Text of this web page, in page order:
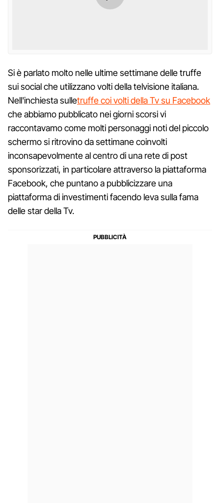
Si è parlato molto nelle ultime settimane delle truffe
sui social che utilizzano volti della telvisione italiana.
Nell'inchiesta sulletruffe coi volti della Tv su Facebook
che abbiamo pubblicato nei giorni scorsi vi
raccontavamo come molti personaggi noti del piccolo
schermo si ritrovino da settimane coinvolti
inconsapevolmente al centro di una rete di post
sponsorizzati, in particolare attraverso la piattaforma
Facebook, che puntano a pubblicizzare una
piattaforma di investimenti facendo leva sulla fama
delle star della Tv.